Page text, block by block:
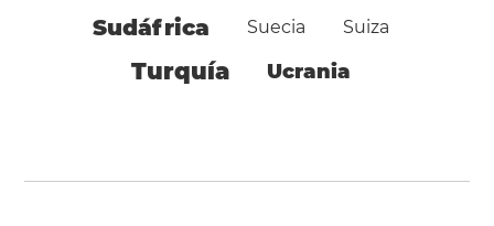
Sudáfrica Suecia Suiza
Turquía Ucrania